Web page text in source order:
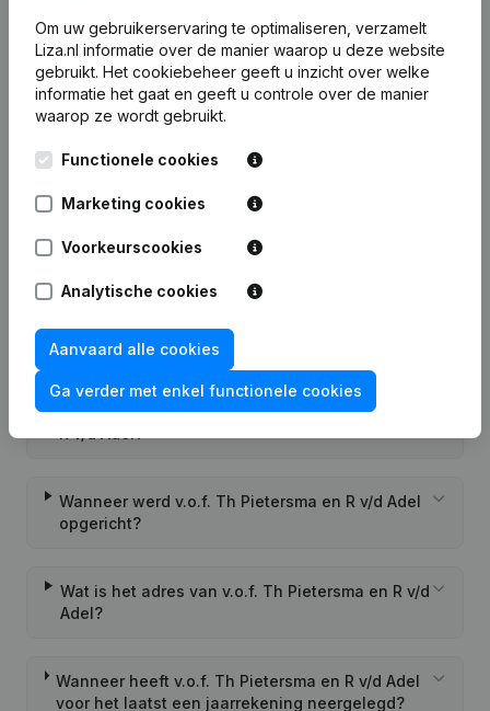
7 dagen gratis proefperiode, geen kredietkaart vereist.
Veelgestelde vragen
en R v/d Adel?
en R v/d Adel?
Wat is het PEPPOL ID van v.o.f. Th Pietersma en
Wanneer werd v.o.f. Th Pietersma en R v/d Adel
opgericht?
Wat is het adres van v.o.f. Th Pietersma en R v/d
Adel?
Wanneer heeft v.o.f. Th Pietersma en R v/d Adel
voor het laatst een jaarrekening neergelegd?
Om uw gebruikerservaring te optimaliseren, verzamelt
Liza.nl informatie over de manier waarop u deze website
gebruikt. Het cookiebeheer geeft u inzicht over welke
informatie het gaat en geeft u controle over de manier
waarop ze wordt gebruikt.
Functionele cookies
Marketing cookies
Voorkeurscookies
Analytische cookies
Aanvaard alle cookies
Ga verder met enkel functionele cookies